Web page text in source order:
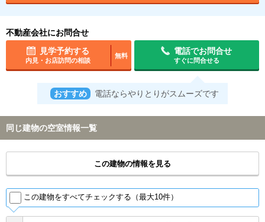
不動産会社にお問合せ
見学予約する
内見・お店訪問の相談
無料
電話でお問合せ
すぐに問合せる
おすすめ 電話ならやりとりがスムーズです
同じ建物の空室情報一覧
この建物の情報を見る
この建物をすべてチェックする（最大10件）